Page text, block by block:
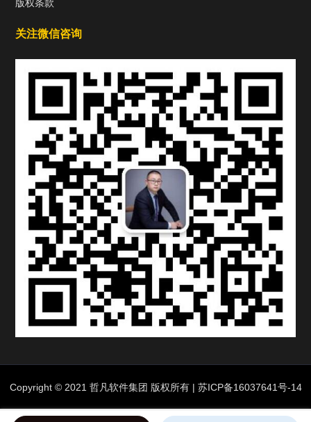
版权条款
关注微信咨询
Copyright © 2021 哲凡软件集团 版权所有 | 苏ICP备16037641号-14